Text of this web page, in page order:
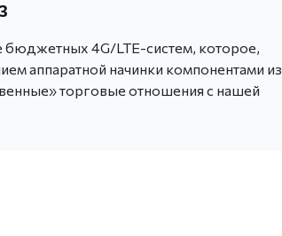
бюджетных 4G/LTE-систем, которое,
аппаратной начинки компонентами из
торговые отношения с нашей